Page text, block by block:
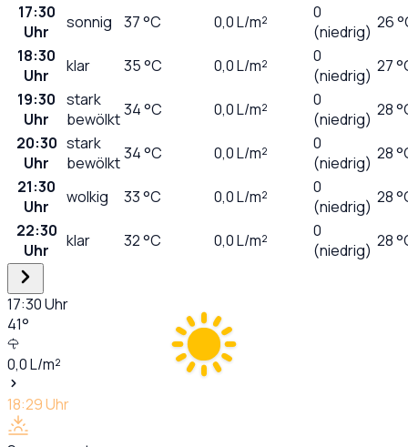
17:30
Uhr
sonnig 37°C 0,0L/m²
0
(niedrig) 26
18:30
Uhr
klar 35°C 0,0L/m²
0
(niedrig) 27
19:30
Uhr
stark
bewölkt34°C 0,0L/m²
0
(niedrig) 28
20:30
Uhr
stark
bewölkt34°C 0,0L/m²
0
(niedrig) 28
21:30
Uhr
wolkig 33°C 0,0L/m²
0
(niedrig) 28
22:30
Uhr
klar 32°C 0,0L/m²
0
(niedrig) 28
17:30Uhr
41°
0,0L/m²
18:29Uhr